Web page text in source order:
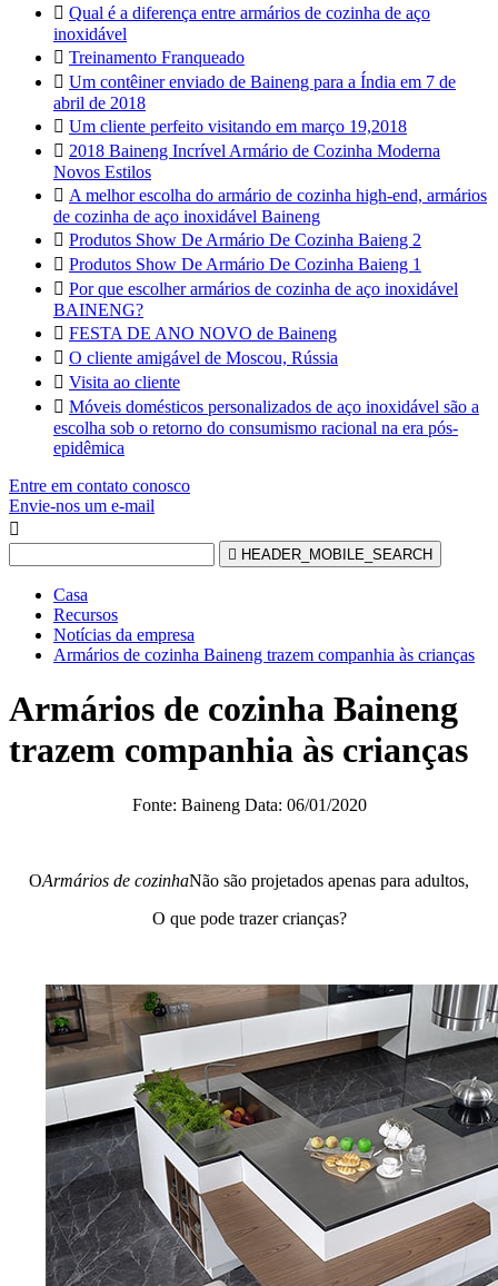
 Qual é a diferença entre armários de cozinha de aço
inoxidável
 Treinamento Franqueado
 Um contêiner enviado de Baineng para a Índia em 7 de
abril de 2018
 Um cliente perfeito visitando em março 19,2018
 2018 Baineng Incrível Armário de Cozinha Moderna
Novos Estilos
 A melhor escolha do armário de cozinha high-end, armários
de cozinha de aço inoxidável Baineng
 Produtos Show De Armário De Cozinha Baieng 2
 Produtos Show De Armário De Cozinha Baieng 1
 Por que escolher armários de cozinha de aço inoxidável
BAINENG?
 FESTA DE ANO NOVO de Baineng
 O cliente amigável de Moscou, Rússia
 Visita ao cliente
 Móveis domésticos personalizados de aço inoxidável são a
escolha sob o retorno do consumismo racional na era pós-
epidêmica
Entre em contato conosco
Envie-nos um e-mail

 HEADER_MOBILE_SEARCH
Casa
Recursos
Notícias da empresa
Armários de cozinha Baineng trazem companhia às crianças
Armários de cozinha Baineng
trazem companhia às crianças
Fonte: Baineng Data: 06/01/2020
OArmários de cozinhaNão são projetados apenas para adultos,
O que pode trazer crianças?